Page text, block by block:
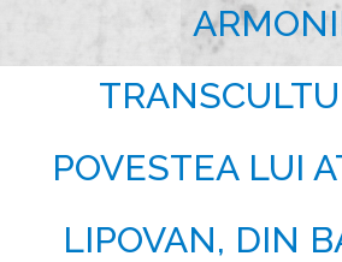
POVESTEA LUI
LIPOVAN, DIN